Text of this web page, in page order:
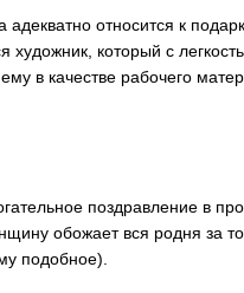
относится к
который с
в качестве рабочего
поздравление в
обожает вся родня за
подобное).